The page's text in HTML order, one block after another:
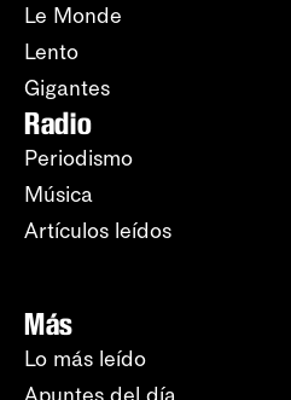
Le Monde
Lento
Gigantes
Radio
Periodismo
Música
Artículos leídos
Más
Lo más leído